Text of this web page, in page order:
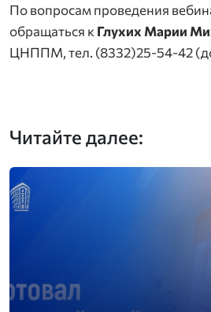
По вопросам проведения
обращаться кГлухих Марии
ЦНППМ, тел. (8332)25-54-42
Читайте далее: